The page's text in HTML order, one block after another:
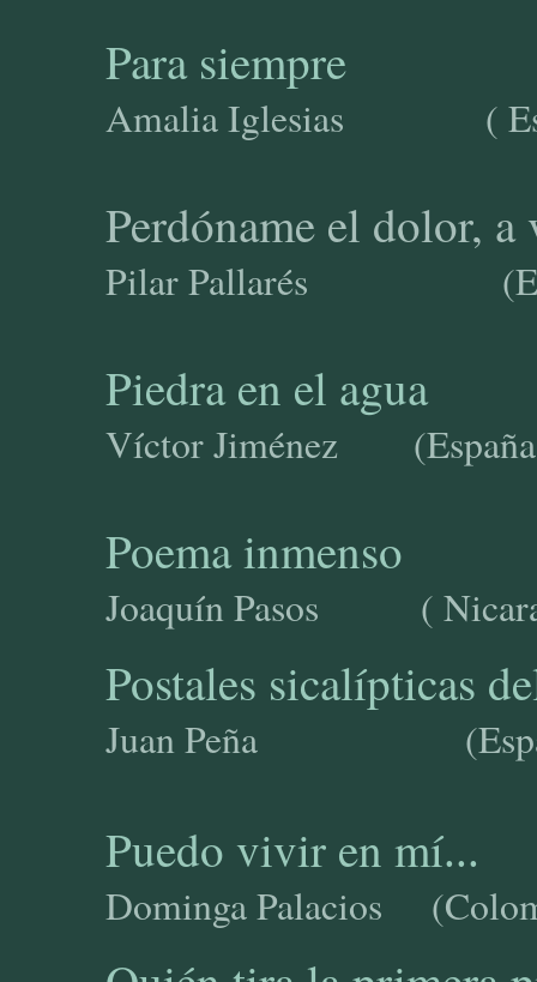
Para siempre
Amalia Iglesias (
Perdóname el dolor, a
Pilar Pallarés
Piedra en el agua
Víctor Jiménez
Poema inmenso
Joaquín Pasos (
Postales sicalípticas
Juan Peña
Puedo vivir en mí...
Dominga Palacios